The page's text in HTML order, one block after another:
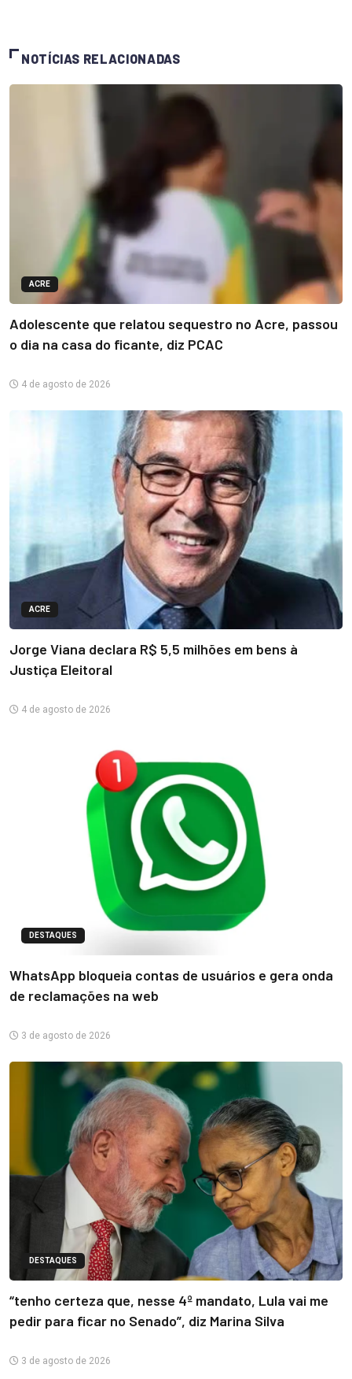
NOTÍCIAS RELACIONADAS
ACRE
Adolescente que relatou sequestro no Acre, passou
o dia na casa do ficante, diz PCAC
4 de agosto de 2026
ACRE
Jorge Viana declara R$ 5,5 milhões em bens à
Justiça Eleitoral
4 de agosto de 2026
DESTAQUES
WhatsApp bloqueia contas de usuários e gera onda
de reclamações na web
3 de agosto de 2026
DESTAQUES
“tenho certeza que, nesse 4º mandato, Lula vai me
pedir para ficar no Senado”, diz Marina Silva
3 de agosto de 2026